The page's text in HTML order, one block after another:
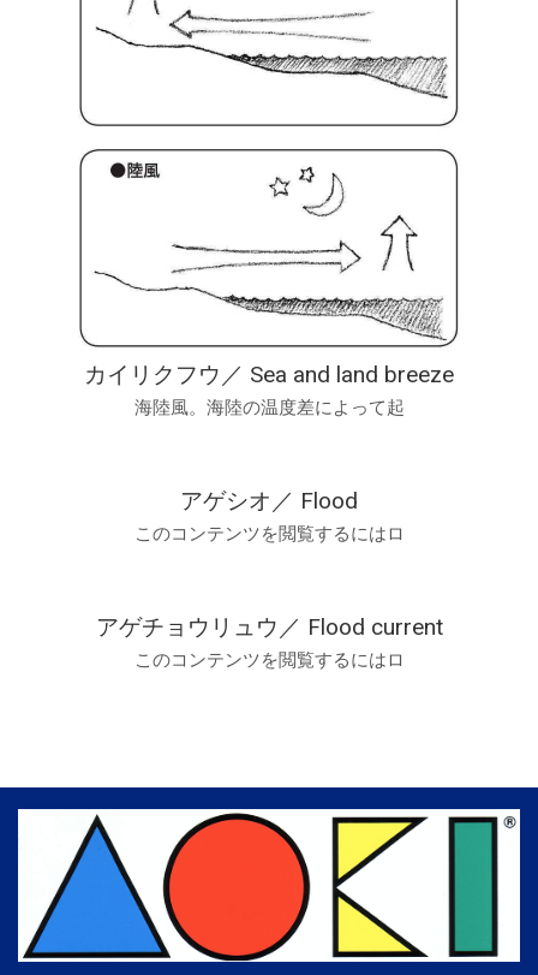
カイリクフウ／ Sea and land breeze
海陸風。海陸の温度差によって起
アゲシオ／ Flood
このコンテンツを閲覧するにはロ
アゲチョウリュウ／ Flood current
このコンテンツを閲覧するにはロ